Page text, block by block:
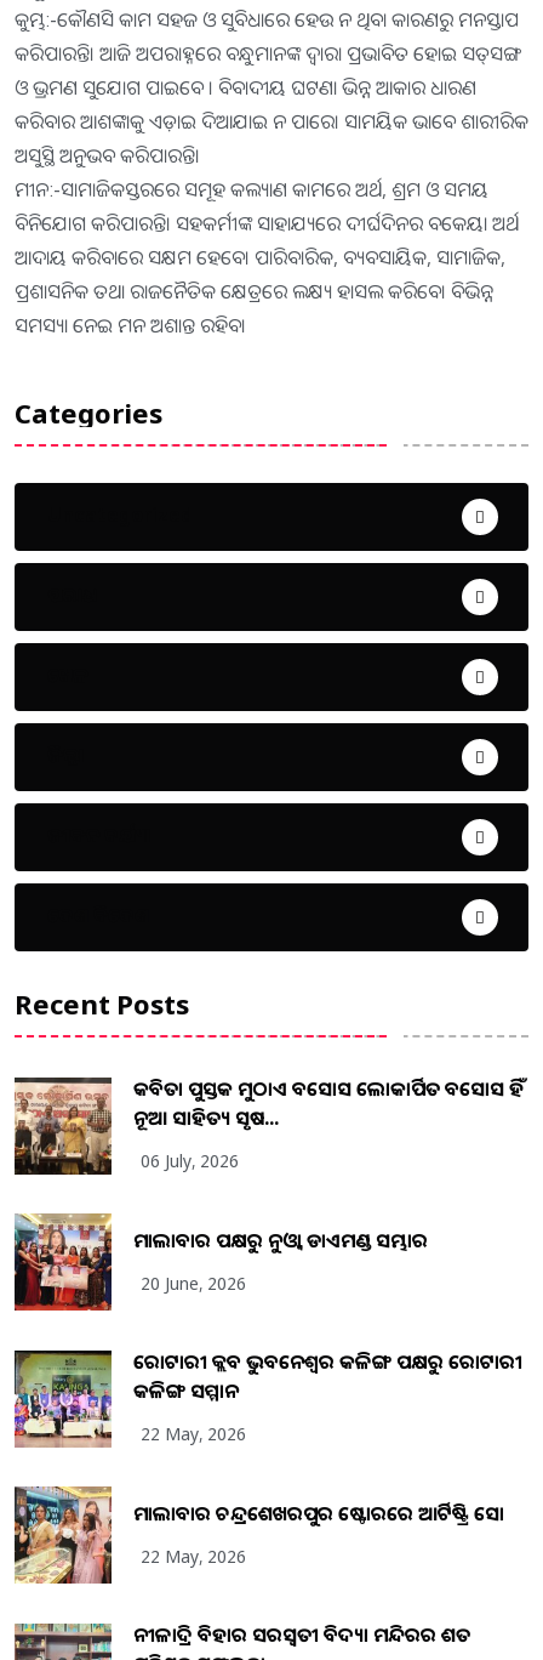
କୁମ୍ଭ:-କୌଣସି କାମ ସହଜ ଓ ସୁବିଧାରେ ହେଉ ନ ଥିବା କାରଣରୁ ମନସ୍ତାପ
କରିପାରନ୍ତି। ଆଜି ଅପରାହ୍ନରେ ବନ୍ଧୁମାନଙ୍କ ଦ୍ୱାରା ପ୍ରଭାବିତ ହୋଇ ସତ୍‌ସଙ୍ଗ
ଓ ଭ୍ରମଣ ସୁଯୋଗ ପାଇବେ । ବିବାଦୀୟ ଘଟଣା ଭିନ୍ନ ଆକାର ଧାରଣ
କରିବାର ଆଶଙ୍କାକୁ ଏଡ଼ାଇ ଦିଆଯାଇ ନ ପାରେ। ସାମୟିକ ଭାବେ ଶାରୀରିକ
ଅସୁସ୍ଥି ଅନୁଭବ କରିପାରନ୍ତି।
ମୀନ:-ସାମାଜିକସ୍ତରରେ ସମୂହ କଲ୍ୟାଣ କାମରେ ଅର୍ଥ, ଶ୍ରମ ଓ ସମୟ
ବିନିଯୋଗ କରିପାରନ୍ତି। ସହକର୍ମୀଙ୍କ ସାହାଯ୍ୟରେ ଦୀର୍ଘଦିନର ବକେୟା ଅର୍ଥ
ଆଦାୟ କରିବାରେ ସକ୍ଷମ ହେବେ। ପାରିବାରିକ, ବ୍ୟବସାୟିକ, ସାମାଜିକ,
ପ୍ରଶାସନିକ ତଥା ରାଜନୈତିକ କ୍ଷେତ୍ରରେ ଲକ୍ଷ୍ୟ ହାସଲ କରିବେ। ବିଭିନ୍ନ
ସମସ୍ୟା ନେଇ ମନ ଅଶାନ୍ତ ରହିବ।
Categories
Recent Posts
କବିତା ପୁସ୍ତକ ମୁଠାଏ ଅବସୋସ ଲୋକାର୍ପିତ ଅବସୋସ ହିଁ
ନୂଆ ସାହିତ୍ୟ ସୃଷ...
06 July, 2026
ମାଲାବାର ପକ୍ଷରୁ ନୁଓ୍ବା ଡାଏମଣ୍ଡ ସମ୍ଭାର
20 June, 2026
ରୋଟାରୀ କ୍ଲବ ଭୁବନେଶ୍ୱର କଳିଙ୍ଗ ପକ୍ଷରୁ ରୋଟାରୀ
କଳିଙ୍ଗ ସମ୍ମାନ
22 May, 2026
ମାଲାବାର ଚନ୍ଦ୍ରଶେଖରପୁର ଷ୍ଟୋରରେ ଆର୍ଟିଷ୍ଟ୍ରି ସୋ
22 May, 2026
ନୀଳାଦ୍ରି ବିହାର ସରସ୍ୱତୀ ବିଦ୍ୟା ମନ୍ଦିରର ଶତ